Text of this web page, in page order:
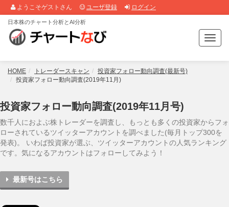
ようこそゲストさん ユーザ登録 ログイン
T
o
g
v
i
g
日本株のチャート分析とAI分析
HOME トレーダースキャン
投資家フォロー動向調査(最新号)
投資家フォロー動向調査(2019年11月)
投資家フォロー動向調査(2019年11月号)
数千人におよぶ株トレーダーを調査し、もっとも多くの投資家からフォ
ローされているツイッターアカウントを調べました(毎月トップ300を
発表)。 いわば投資家が選ぶ、ツイッターアカウントの人気ランキング
です。気になるアカウントはフォローしてみよう！
最新号はこちら